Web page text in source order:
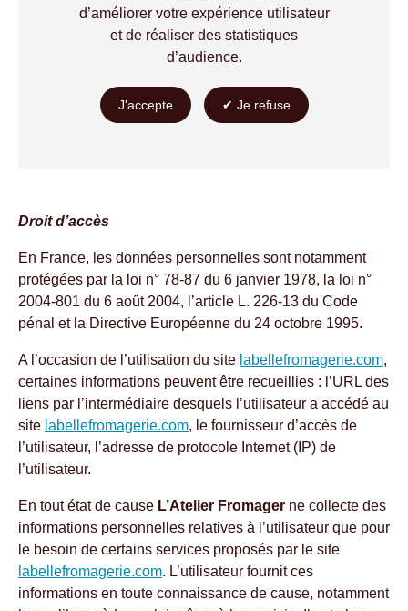
d’améliorer votre expérience utilisateur
et de réaliser des statistiques
d’audience.
Droit d’accès
En France, les données personnelles sont notamment
protégées par la loi n° 78-87 du 6 janvier 1978, la loi n°
2004-801 du 6 août 2004, l’article L. 226-13 du Code
pénal et la Directive Européenne du 24 octobre 1995.
A l’occasion de l’utilisation du site labellefromagerie.com,
certaines informations peuvent être recueillies : l’URL des
liens par l’intermédiaire desquels l’utilisateur a accédé au
site labellefromagerie.com, le fournisseur d’accès de
l’utilisateur, l’adresse de protocole Internet (IP) de
l’utilisateur.
En tout état de cause L’Atelier Fromager ne collecte des
informations personnelles relatives à l’utilisateur que pour
le besoin de certains services proposés par le site
labellefromagerie.com. L’utilisateur fournit ces
informations en toute connaissance de cause, notamment